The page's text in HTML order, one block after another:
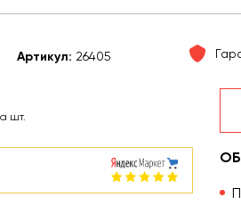
Артикул: 26405
шт.